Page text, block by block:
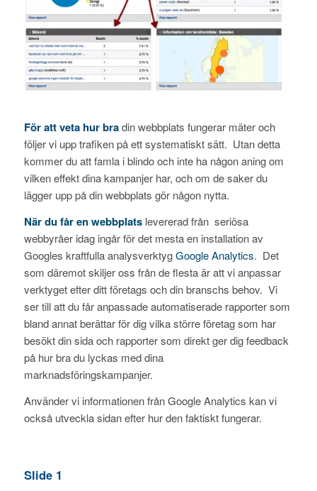
För att veta hur bradin webbplats fungerar mäter och
följer vi upp trafiken på ett systematiskt sätt. Utan detta
kommer du att famla i blindo och inte ha någon aning om
vilken effekt dina kampanjer har, och om de saker du
lägger upp på din webbplats gör någon nytta.
När du får en webbplatslevererad från seriösa
webbyråer idag ingår för det mesta en installation av
Googles kraftfulla analysverktygGoogle Analytics. Det
som däremot skiljer oss från de flesta är att vi anpassar
verktyget efter ditt företags och din branschs behov. Vi
ser till att du får anpassade automatiserade rapporter som
bland annat berättar för dig vilka större företag som har
besökt din sida och rapporter som direkt ger dig feedback
på hur bra du lyckas med dina
marknadsföringskampanjer.
Använder vi informationen från Google Analytics kan vi
också utveckla sidan efter hur den faktiskt fungerar.
Slide 1